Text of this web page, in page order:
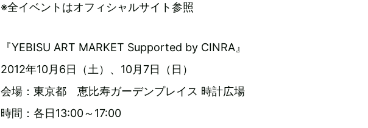
※全イベントはオフィシャルサイト参照
『YEBISU ART MARKET Supported by CINRA』
2012年10月6日（土）、10月7日（日）
会場：東京都 恵比寿ガーデンプレイス 時計広場
時間：各日13:00～17:00